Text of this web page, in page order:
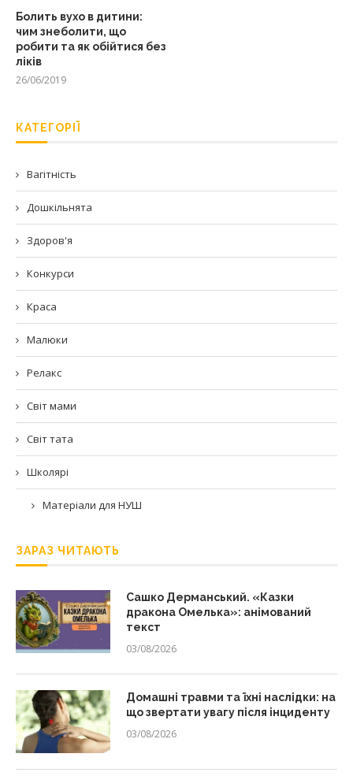
Болить вухо в дитини:
чим знеболити, що
робити та як обійтися без
ліків
26/06/2019
КАТЕГОРІЇ
Вагітність
Дошкільнята
Здоров'я
Конкурси
Краса
Малюки
Релакс
Світ мами
Світ тата
Школярі
Матеріали для НУШ
ЗАРАЗ ЧИТАЮТЬ
Сашко Дерманський. «Казки
дракона Омелька»: анімований
текст
03/08/2026
Домашні травми та їхні наслідки: на
що звертати увагу після інциденту
03/08/2026